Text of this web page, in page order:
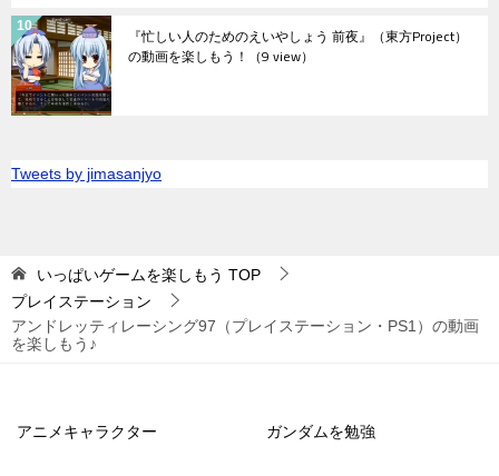
『忙しい人のためのえいやしょう 前夜』（東方Project）
の動画を楽しもう！ （9 view）
Tweets by jimasanjyo
いっぱいゲームを楽しもう TOP
プレイステーション
アンドレッティレーシング97（プレイステーション・PS1）の動画
を楽しもう♪
アニメキャラクター ガンダムを勉強